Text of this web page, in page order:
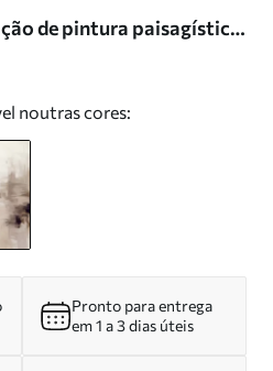
de pintura paisagística
pinceladas castanhas e
noutras cores:
Pronto para entrega
em 1 a 3 dias úteis